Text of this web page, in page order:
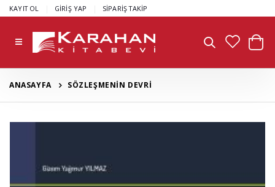
KAYIT OL GİRİŞ YAP SİPARİŞ TAKİP
ANASAYFA SÖZLEŞMENİN DEVRİ